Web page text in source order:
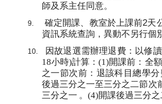
師及系主任同意。
9. 確定開課、教室於上課前2天
資訊系統查詢，異動不另行個
10. 因故退選需辦理退費：以修
18小時)計算：(1)開課前：全
之一節次前：退該科目總學分
後過三分之一至三分之二節次
三分之一 。 (4)開課後過三分